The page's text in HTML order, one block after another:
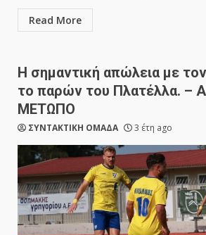
Read More
Η σημαντική απώλεια με
το παρών του Πλατέλλα. –
ΜΕΤΩΠΟ
ΣΥΝΤΑΚΤΙΚΗ ΟΜΑΔΑ 3 έτη ago